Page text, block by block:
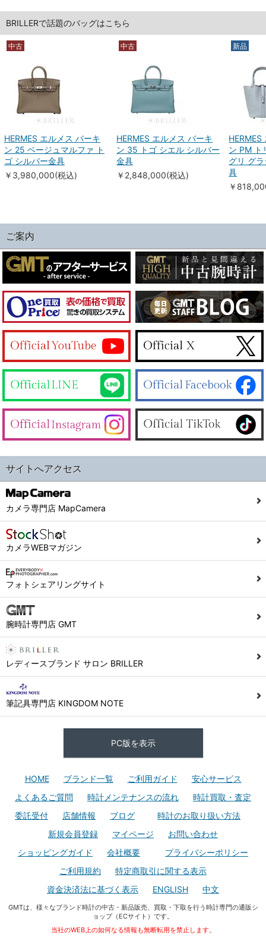
BRILLERで話題のバッグはこちら
中古
HERMES エルメス バーキ
ン 25 ベージュマルファ ト
ゴ シルバー金具
￥3,980,000(税込)
中古
HERMES エルメス バーキ
ン 35 トゴ シエル シルバー
金具
￥2,848,000(税込)
新品
ン PM ト
グリ グ
具
￥
ご案内
サイトへアクセス
カメラ専門店 MapCamera
カメラWEBマガジン
フォトシェアリングサイト
腕時計専門店 GMT
レディースブランド サロン BRILLER
筆記具専門店 KINGDOM NOTE
PC版を表示
HOME ブランド一覧 ご利用ガイド
安心サービス
よくあるご質問
時計メンテナンスの流れ
時計買取・査定
委託受付
店舗情報 ブログ
時計のお取り扱い方法
新規会員登録
マイページ
お問い合わせ
ショッピングガイド
会社概要
プライバシーポリシー
ご利用規約
特定商取引に関する表示
資金決済法に基づく表示
ENGLISH 中文
GMTは、様々なブランド時計の中古・新品販売、買取・下取を行う時計専門の通販シ
ョップ（ECサイト）です。
当社のWEB上の如何なる情報も無断転用を禁止します。